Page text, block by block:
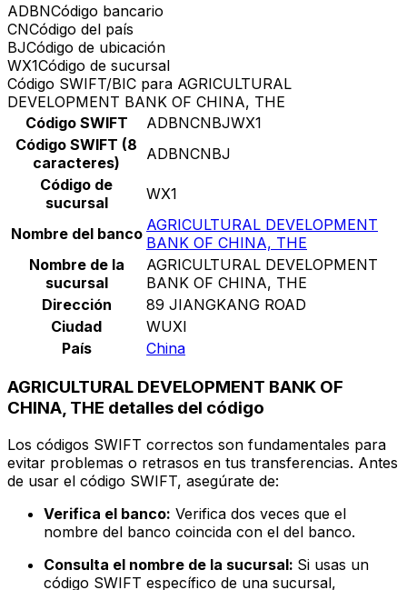
ADBNCódigo bancario
CNCódigo del país
BJCódigo de ubicación
WX1Código de sucursal
Código SWIFT/BIC para AGRICULTURAL
DEVELOPMENT BANK OF CHINA, THE
Código SWIFT
ADBNCNBJWX1
Código SWIFT (8
caracteres)
ADBNCNBJ
Código de
sucursal
WX1
Nombre del banco AGRICULTURAL DEVELOPMENT
BANK OF CHINA, THE
Nombre de la
sucursal
AGRICULTURAL DEVELOPMENT
BANK OF CHINA, THE
Dirección
89 JIANGKANG ROAD
Ciudad
WUXI
País
China
AGRICULTURAL DEVELOPMENT BANK OF
CHINA, THE detalles del código
Los códigos SWIFT correctos son fundamentales para
evitar problemas o retrasos en tus transferencias. Antes
de usar el código SWIFT, asegúrate de:
Verifica el banco: Verifica dos veces que el
nombre del banco coincida con el del banco.
Consulta el nombre de la sucursal: Si usas un
código SWIFT específico de una sucursal,